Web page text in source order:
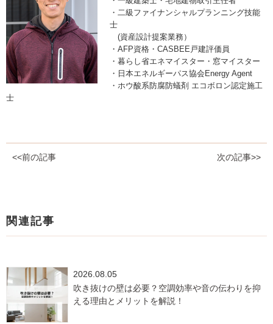
・二級ファイナンシャルプランニング技能
士
(資産設計提案業務）
・AFP資格・CASBEE戸建評価員
・暮らし省エネマイスター・窓マイスター
・日本エネルギーパス協会Energy Agent
・ホウ酸系防腐防蟻剤 エコボロン認定施工
士
<<前の記事 次の記事>>
関連記事
2026.08.05
吹き抜けの壁は必要？空調効率や音の伝わりを抑
える理由とメリットを解説！